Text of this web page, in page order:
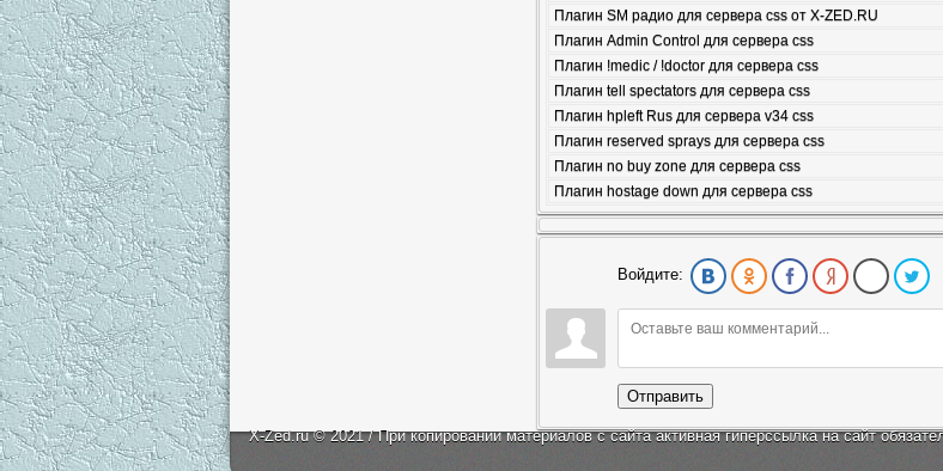
Плагин SM радио для сервера css от X-ZED.RU
Плагин Admin Control для сервера css
Плагин !medic / !doctor для сервера css
Плагин tell spectators для сервера css
Плагин hpleft Rus для сервера v34 css
Плагин reserved sprays для сервера css
Плагин no buy zone для сервера css
Плагин hostage down для сервера css
Войдите:
Отправить
X-Zed.ru © 2021 / При копировании материалов с сайта активная гиперссылка на сайт